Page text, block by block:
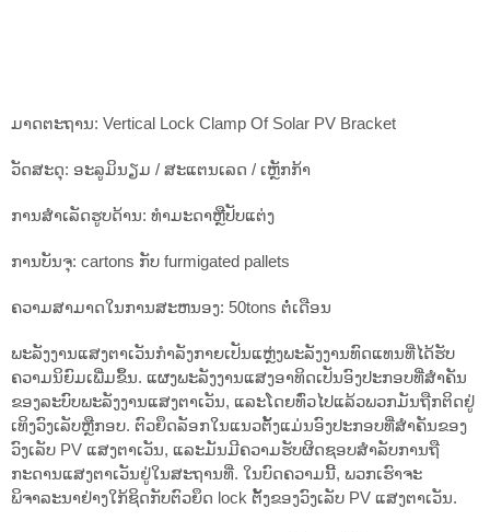
ມາດຕະຖານ: Vertical Lock Clamp Of Solar PV Bracket
ວັດສະດຸ: ອະລູມິນຽມ / ສະແຕນເລດ / ເຫຼັກກ້າ
ການສໍາເລັດຮູບດ້ານ: ທໍາມະດາຫຼືປັບແຕ່ງ
ການບັນຈຸ: cartons ກັບ furmigated pallets
ຄວາມສາມາດໃນການສະຫນອງ: 50tons ຕໍ່ເດືອນ
ພະລັງງານແສງຕາເວັນກໍາລັງກາຍເປັນແຫຼ່ງພະລັງງານທົດແທນທີ່ໄດ້ຮັບ
ຄວາມນິຍົມເພີ່ມຂຶ້ນ. ແຜງພະລັງງານແສງອາທິດເປັນອົງປະກອບທີ່ສໍາຄັນ
ຂອງລະບົບພະລັງງານແສງຕາເວັນ, ແລະໂດຍທົ່ວໄປແລ້ວພວກມັນຖືກຕິດຢູ່
ເທິງວົງເລັບຫຼືກອບ. ຕົວຍຶດລັອກໃນແນວຕັ້ງແມ່ນອົງປະກອບທີ່ສໍາຄັນຂອງ
ວົງເລັບ PV ແສງຕາເວັນ, ແລະມັນມີຄວາມຮັບຜິດຊອບສໍາລັບການຖື
ກະດານແສງຕາເວັນຢູ່ໃນສະຖານທີ່. ໃນບົດຄວາມນີ້, ພວກເຮົາຈະ
ພິຈາລະນາຢ່າງໃກ້ຊິດກັບຕົວຍຶດ lock ຕັ້ງຂອງວົງເລັບ PV ແສງຕາເວັນ.